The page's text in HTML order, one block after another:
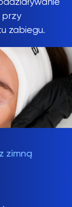
przy
zabiegu.
zimną